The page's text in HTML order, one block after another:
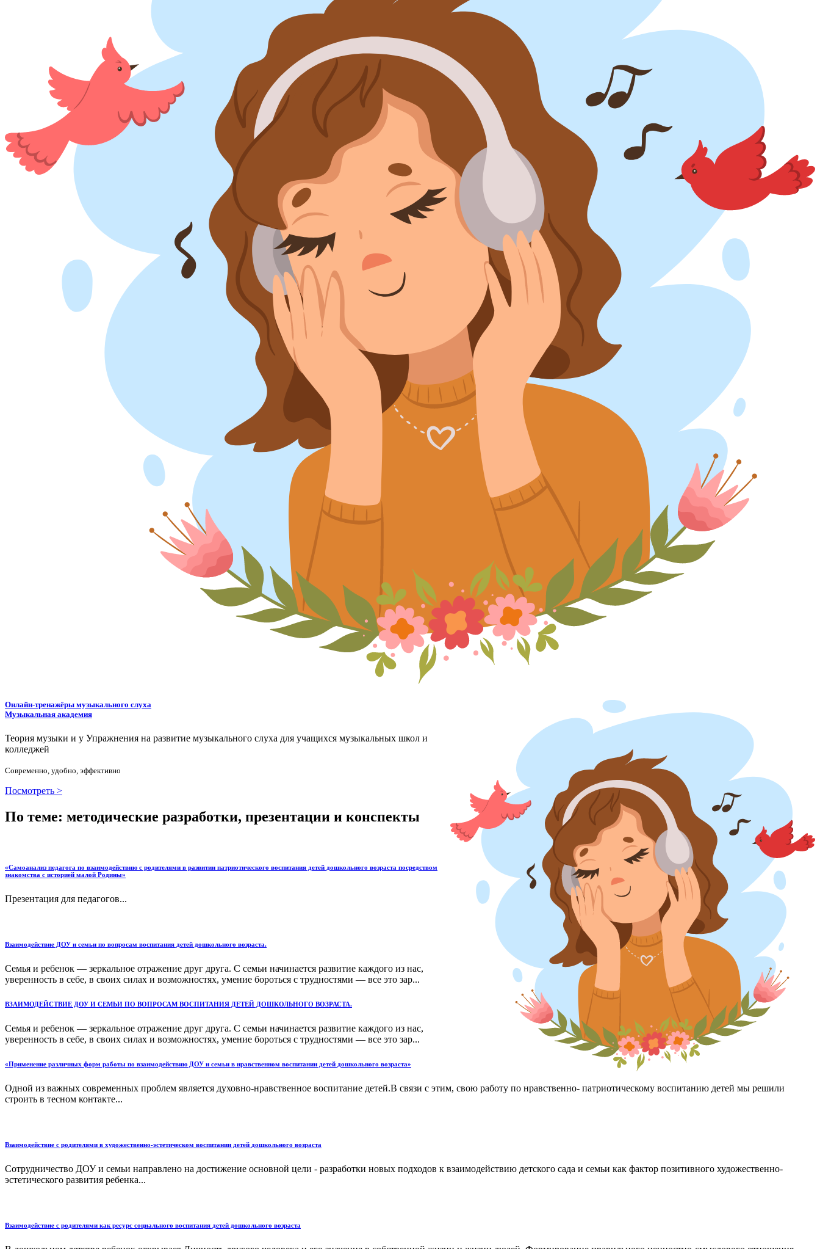
Онлайн-тренажёры музыкального слуха
Музыкальная академия
Теория музыки и у Упражнения на развитие музыкального слуха для учащихся музыкальных школ и
колледжей
Современно, удобно, эффективно
Посмотреть >
По теме: методические разработки, презентации и конспекты
«Самоанализ педагога по взаимодействию с родителями в развитии патриотического воспитания детей дошкольного возраста посредством
знакомства с историей малой Родины»
Презентация для педагогов...
Взаимодействие ДОУ и семьи по вопросам воспитания детей дошкольного возраста.
Семья и ребенок — зеркальное отражение друг друга. С семьи начинается развитие каждого из нас,
уверенность в себе, в своих силах и возможностях, умение бороться с трудностями — все это зар...
ВЗАИМОДЕЙСТВИЕ ДОУ И СЕМЬИ ПО ВОПРОСАМ ВОСПИТАНИЯ ДЕТЕЙ ДОШКОЛЬНОГО ВОЗРАСТА.
Семья и ребенок — зеркальное отражение друг друга. С семьи начинается развитие каждого из нас,
уверенность в себе, в своих силах и возможностях, умение бороться с трудностями — все это зар...
«Применение различных форм работы по взаимодействию ДОУ и семьи в нравственном воспитании детей дошкольного возраста»
Одной из важных современных проблем является духовно-нравственное воспитание детей.В связи с этим, свою работу по нравственно- патриотическому воспитанию детей мы решили
строить в тесном контакте...
Взаимодействие с родителями в художественно-эстетическом воспитании детей дошкольного возраста
Сотрудничество ДОУ и семьи направлено на достижение основной цели - разработки новых подходов к взаимодействию детского сада и семьи как фактор позитивного художественно-
эстетического развития ребенка...
Взаимодействие с родителями как ресурс социального воспитания детей дошкольного возраста